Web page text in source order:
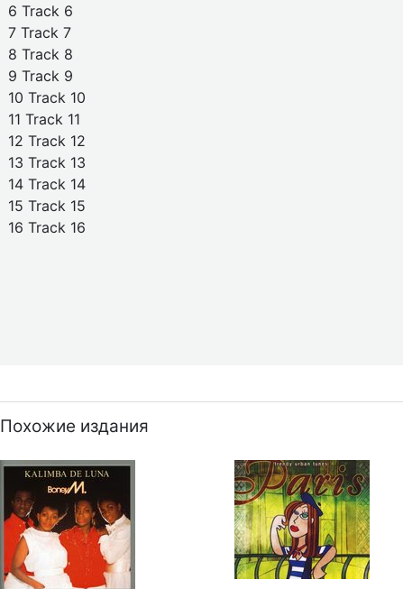
6 Track 6
7 Track 7
8 Track 8
9 Track 9
10 Track 10
11 Track 11
12 Track 12
13 Track 13
14 Track 14
15 Track 15
16 Track 16
Похожие издания